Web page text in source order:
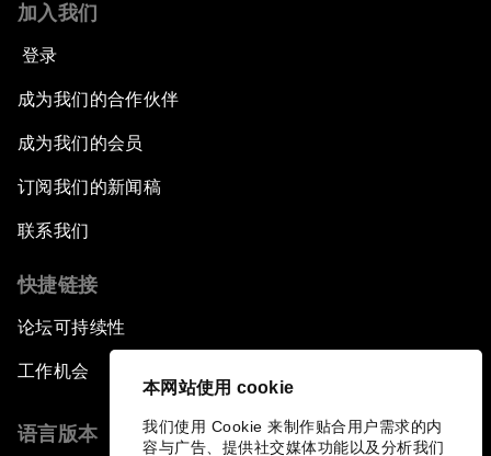
本网站使用 cookie
我们使用 Cookie 来制作贴合用户需求的内
容与广告、提供社交媒体功能以及分析我们
加入我们
登录
成为我们的合作伙伴
成为我们的会员
订阅我们的新闻稿
联系我们
快捷链接
论坛可持续性
工作机会
语言版本